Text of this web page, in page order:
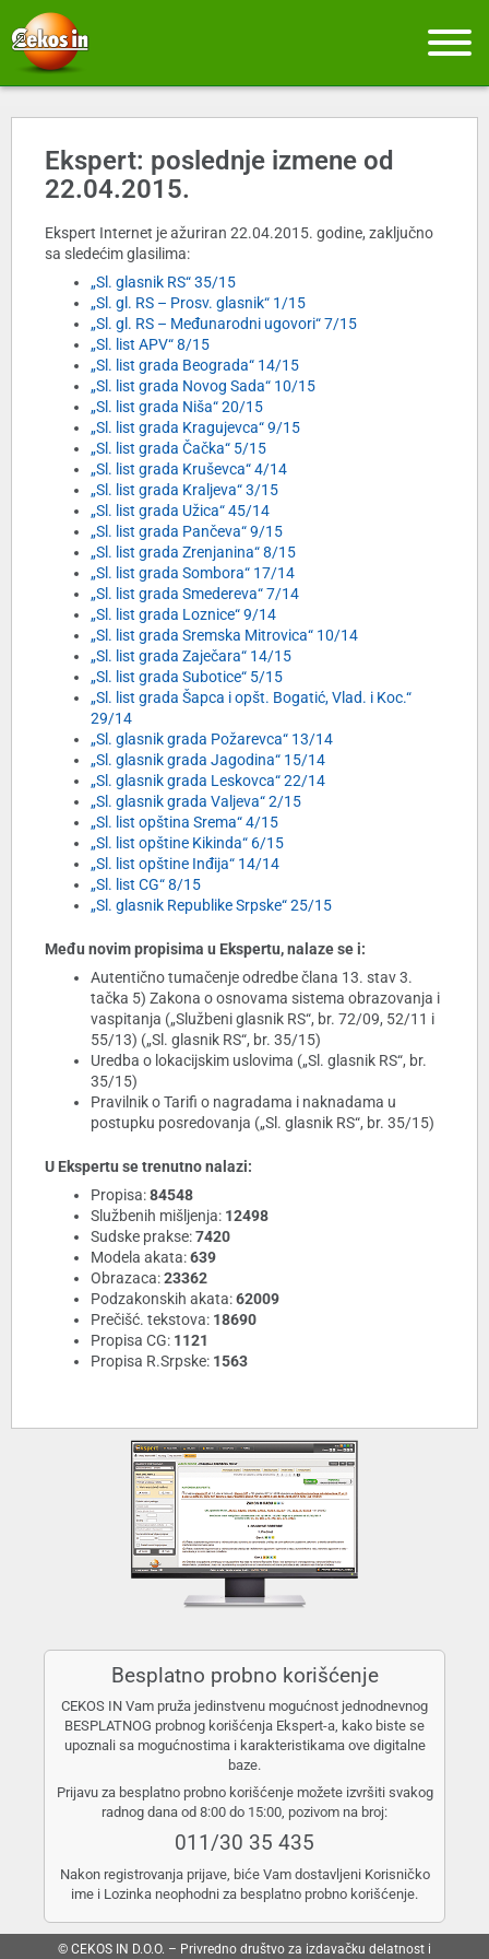
Ekspert: poslednje izmene od
22.04.2015.
Ekspert Internet je ažuriran 22.04.2015. godine, zaključno
sa sledećim glasilima:
„Sl. glasnik RS“ 35/15
„Sl. gl. RS – Prosv. glasnik“ 1/15
„Sl. gl. RS – Međunarodni ugovori“ 7/15
„Sl. list APV“ 8/15
„Sl. list grada Beograda“ 14/15
„Sl. list grada Novog Sada“ 10/15
„Sl. list grada Niša“ 20/15
„Sl. list grada Kragujevca“ 9/15
„Sl. list grada Čačka“ 5/15
„Sl. list grada Kruševca“ 4/14
„Sl. list grada Kraljeva“ 3/15
„Sl. list grada Užica“ 45/14
„Sl. list grada Pančeva“ 9/15
„Sl. list grada Zrenjanina“ 8/15
„Sl. list grada Sombora“ 17/14
„Sl. list grada Smedereva“ 7/14
„Sl. list grada Loznice“ 9/14
„Sl. list grada Sremska Mitrovica“ 10/14
„Sl. list grada Zaječara“ 14/15
„Sl. list grada Subotice“ 5/15
„Sl. list grada Šapca i opšt. Bogatić, Vlad. i Koc.“
29/14
„Sl. glasnik grada Požarevca“ 13/14
„Sl. glasnik grada Jagodina“ 15/14
„Sl. glasnik grada Leskovca“ 22/14
„Sl. glasnik grada Valjeva“ 2/15
„Sl. list opština Srema“ 4/15
„Sl. list opštine Kikinda“ 6/15
„Sl. list opštine Inđija“ 14/14
„Sl. list CG“ 8/15
„Sl. glasnik Republike Srpske“ 25/15
Među novim propisima u Ekspertu, nalaze se i:
Autentično tumačenje odredbe člana 13. stav 3.
tačka 5) Zakona o osnovama sistema obrazovanja i
vaspitanja („Službeni glasnik RS“, br. 72/09, 52/11 i
55/13) („Sl. glasnik RS“, br. 35/15)
Uredba o lokacijskim uslovima („Sl. glasnik RS“, br.
35/15)
Pravilnik o Tarifi o nagradama i naknadama u
postupku posredovanja („Sl. glasnik RS“, br. 35/15)
U Ekspertu se trenutno nalazi:
Propisa:84548
Službenih mišljenja: 12498
Sudske prakse:7420
Modela akata:639
Obrazaca:23362
Podzakonskih akata:62009
Prečišć. tekstova: 18690
Propisa CG: 1121
Propisa R.Srpske: 1563
Besplatno probno korišćenje
CEKOS IN Vam pruža jedinstvenu mogućnost jednodnevnog
BESPLATNOG probnog korišćenja Ekspert-a, kako biste se
upoznali sa mogućnostima i karakteristikama ove digitalne
baze.
Prijavu za besplatno probno korišćenje možete izvršiti svakog
radnog dana od 8:00 do 15:00, pozivom na broj:
011/30 35 435
Nakon registrovanja prijave, biće Vam dostavljeni Korisničko
ime i Lozinka neophodni za besplatno probno korišćenje.
© CEKOS IN D.O.O. – Privredno društvo za izdavačku delatnost i